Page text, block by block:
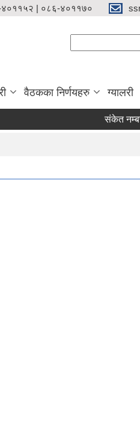
| ०८६-४०११७०
वैठकका निर्णयहरु ग्यालरी
संकेत नम्बर